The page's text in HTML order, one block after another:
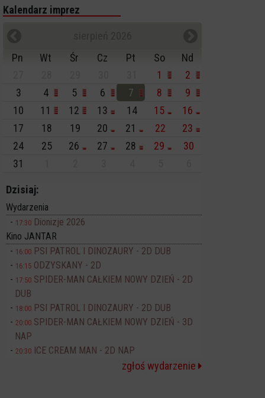
Kalendarz imprez
Pn
Wt Śr Cz Pt So
Nd
1
2
3
4 5 6 7 8
9
10
11 12 13 14 15
16
17
18 19 20 21 22
23
24
25 26 27 28 29
30
31
Dzisiaj:
Wydarzenia
17:30 Dionizje 2026
Kino JANTAR
16:00 PSI PATROL I DINOZAURY - 2D DUB
16:15 ODZYSKANY - 2D
17:50 SPIDER-MAN CAŁKIEM NOWY DZIEŃ - 2D
DUB
18:00 PSI PATROL I DINOZAURY - 2D DUB
20:00 SPIDER-MAN CAŁKIEM NOWY DZIEŃ - 3D
NAP
20:30 ICE CREAM MAN - 2D NAP
zgłoś wydarzenie